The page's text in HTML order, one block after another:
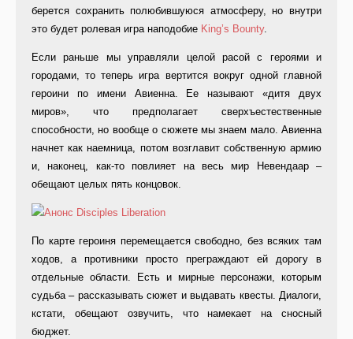
берется сохранить полюбившуюся атмосферу, но внутри
это будет ролевая игра наподобие King’s Bounty.
Если раньше мы управляли целой расой с героями и
городами, то теперь игра вертится вокруг одной главной
героини по имени Авиенна. Ее называют «дитя двух
миров», что предполагает сверхъестественные
способности, но вообще о сюжете мы знаем мало. Авиенна
начнет как наемница, потом возглавит собственную армию
и, наконец, как-то повлияет на весь мир Невендаар –
обещают целых пять концовок.
По карте героиня перемещается свободно, без всяких там
ходов, а противники просто преграждают ей дорогу в
отдельные области. Есть и мирные персонажи, которым
судьба – рассказывать сюжет и выдавать квесты. Диалоги,
кстати, обещают озвучить, что намекает на сносный
бюджет.